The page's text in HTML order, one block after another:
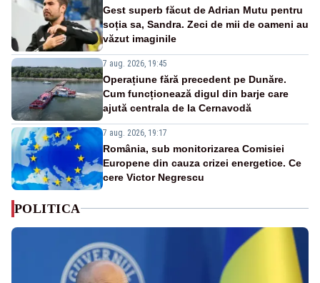
Gest superb făcut de Adrian Mutu pentru
soția sa, Sandra. Zeci de mii de oameni au
văzut imaginile
7 aug. 2026, 19:45
Operațiune fără precedent pe Dunăre.
Cum funcționează digul din barje care
ajută centrala de la Cernavodă
7 aug. 2026, 19:17
România, sub monitorizarea Comisiei
Europene din cauza crizei energetice. Ce
cere Victor Negrescu
POLITICA